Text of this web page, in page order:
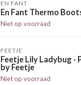
EN FANT
En Fant Thermo
Niet op voorraad
FEETJE
Feetje Lily Ladybug -
by Feetje
Niet op voorraad